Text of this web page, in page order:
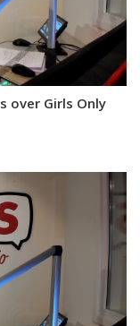
over Girls Only